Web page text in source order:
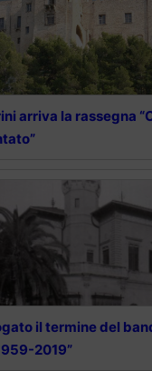
arriva la rassegna
il termine del
2019”